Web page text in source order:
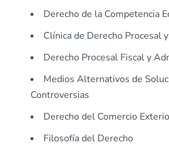
Derecho de la Competencia
Clínica de Derecho Procesal
Derecho Procesal Fiscal y
Medios Alternativos de
Controversias
Derecho del Comercio
Filosofía del Derecho